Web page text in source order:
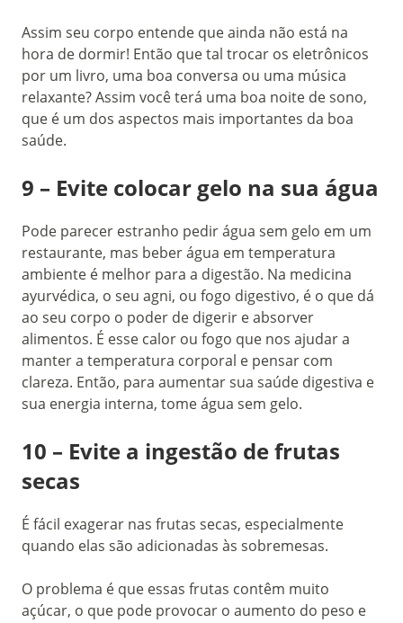
Assim seu corpo entende que ainda não está na
hora de dormir! Então que tal trocar os eletrônicos
por um livro, uma boa conversa ou uma música
relaxante? Assim você terá uma boa noite de sono,
que é um dos aspectos mais importantes da boa
saúde.
9 – Evite colocar gelo na sua água
Pode parecer estranho pedir água sem gelo em um
restaurante, mas beber água em temperatura
ambiente é melhor para a digestão. Na medicina
ayurvédica, o seu agni, ou fogo digestivo, é o que dá
ao seu corpo o poder de digerir e absorver
alimentos. É esse calor ou fogo que nos ajudar a
manter a temperatura corporal e pensar com
clareza. Então, para aumentar sua saúde digestiva e
sua energia interna, tome água sem gelo.
10 – Evite a ingestão de frutas
secas
É fácil exagerar nas frutas secas, especialmente
quando elas são adicionadas às sobremesas.
O problema é que essas frutas contêm muito
açúcar, o que pode provocar o aumento do peso e